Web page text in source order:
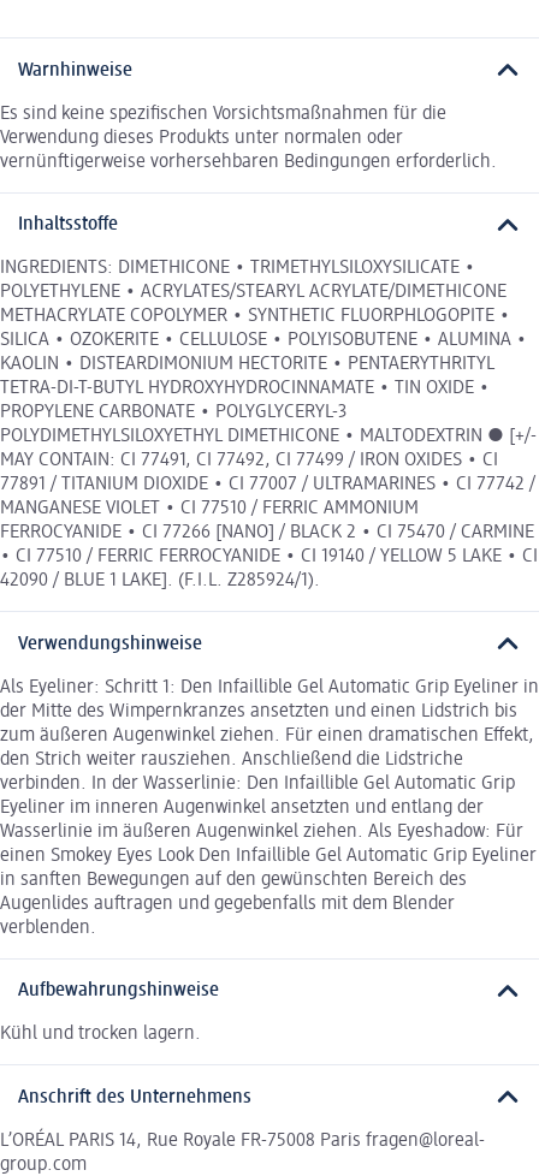
Warnhinweise
Es sind keine spezifischen Vorsichtsmaßnahmen für die
Verwendung dieses Produkts unter normalen oder
vernünftigerweise vorhersehbaren Bedingungen erforderlich.
Inhaltsstoffe
INGREDIENTS: DIMETHICONE • TRIMETHYLSILOXYSILICATE •
POLYETHYLENE • ACRYLATES/STEARYL ACRYLATE/DIMETHICONE
METHACRYLATE COPOLYMER • SYNTHETIC FLUORPHLOGOPITE •
SILICA • OZOKERITE • CELLULOSE • POLYISOBUTENE • ALUMINA •
KAOLIN • DISTEARDIMONIUM HECTORITE • PENTAERYTHRITYL
TETRA-DI-T-BUTYL HYDROXYHYDROCINNAMATE • TIN OXIDE •
PROPYLENE CARBONATE • POLYGLYCERYL-3
POLYDIMETHYLSILOXYETHYL DIMETHICONE • MALTODEXTRIN ● [+/-
MAY CONTAIN: CI 77491, CI 77492, CI 77499 / IRON OXIDES • CI
77891 / TITANIUM DIOXIDE • CI 77007 / ULTRAMARINES • CI 77742 /
MANGANESE VIOLET • CI 77510 / FERRIC AMMONIUM
FERROCYANIDE • CI 77266 [NANO] / BLACK 2 • CI 75470 / CARMINE
• CI 77510 / FERRIC FERROCYANIDE • CI 19140 / YELLOW 5 LAKE • CI
42090 / BLUE 1 LAKE]. (F.I.L. Z285924/1).
Verwendungshinweise
Als Eyeliner: Schritt 1: Den Infaillible Gel Automatic Grip Eyeliner in
der Mitte des Wimpernkranzes ansetzten und einen Lidstrich bis
zum äußeren Augenwinkel ziehen. Für einen dramatischen Effekt,
den Strich weiter rausziehen. Anschließend die Lidstriche
verbinden. In der Wasserlinie: Den Infaillible Gel Automatic Grip
Eyeliner im inneren Augenwinkel ansetzten und entlang der
Wasserlinie im äußeren Augenwinkel ziehen. Als Eyeshadow: Für
einen Smokey Eyes Look Den Infaillible Gel Automatic Grip Eyeliner
in sanften Bewegungen auf den gewünschten Bereich des
Augenlides auftragen und gegebenfalls mit dem Blender
verblenden.
Aufbewahrungshinweise
Kühl und trocken lagern.
Anschrift des Unternehmens
L’ORÉAL PARIS 14, Rue Royale FR-75008 Paris fragen@loreal-
group.com